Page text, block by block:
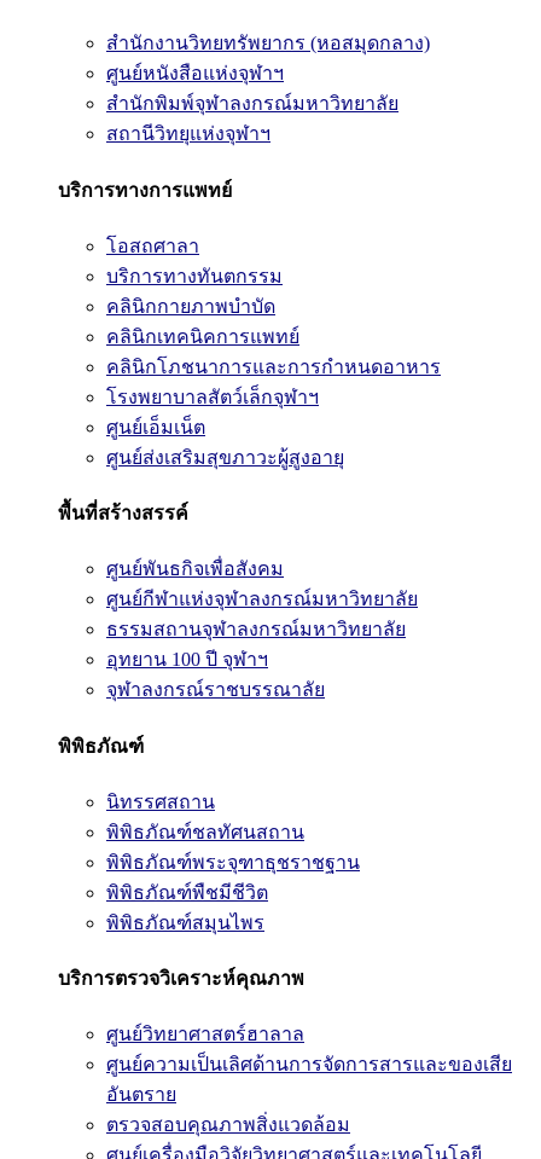
สำนักงานวิทยทรัพยากร (หอสมุดกลาง)
ศูนย์หนังสือแห่งจุฬาฯ
สำนักพิมพ์จุฬาลงกรณ์มหาวิทยาลัย
สถานีวิทยุแห่งจุฬาฯ
บริการทางการแพทย์
โอสถศาลา
บริการทางทันตกรรม
คลินิกกายภาพบำบัด
คลินิกเทคนิคการแพทย์
คลินิกโภชนาการและการกำหนดอาหาร
โรงพยาบาลสัตว์เล็กจุฬาฯ
ศูนย์เอ็มเน็ต
ศูนย์ส่งเสริมสุขภาวะผู้สูงอายุ
พื้นที่สร้างสรรค์
ศูนย์พันธกิจเพื่อสังคม
ศูนย์กีฬาแห่งจุฬาลงกรณ์มหาวิทยาลัย
ธรรมสถานจุฬาลงกรณ์มหาวิทยาลัย
อุทยาน 100 ปี จุฬาฯ
จุฬาลงกรณ์ราชบรรณาลัย
พิพิธภัณฑ์
นิทรรศสถาน
พิพิธภัณฑ์ชลทัศนสถาน
พิพิธภัณฑ์พระจุฑาธุชราชฐาน
พิพิธภัณฑ์พืชมีชีวิต
พิพิธภัณฑ์สมุนไพร
บริการตรวจวิเคราะห์คุณภาพ
ศูนย์วิทยาศาสตร์ฮาลาล
ศูนย์ความเป็นเลิศด้านการจัดการสารและของเสีย
อันตราย
ตรวจสอบคุณภาพสิ่งแวดล้อม